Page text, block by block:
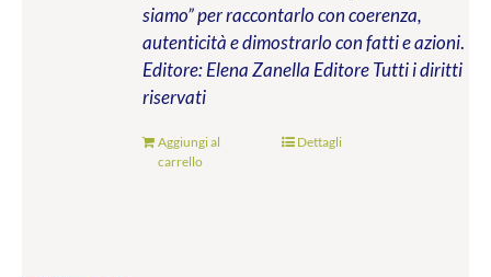
siamo” per raccontarlo con coerenza,
autenticità e dimostrarlo con fatti e azioni.
Editore: Elena Zanella EditoreTutti i diritti
riservati
Aggiungi al
carrello
Dettagli